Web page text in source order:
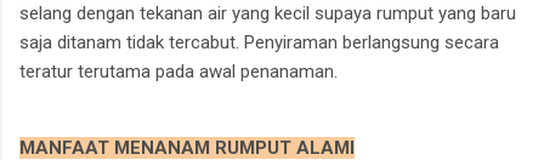
selang dengan tekanan air yang kecil supaya rumput yang baru
saja ditanam tidak tercabut. Penyiraman berlangsung secara
teratur terutama pada awal penanaman.
MANFAAT MENANAM RUMPUT ALAMI